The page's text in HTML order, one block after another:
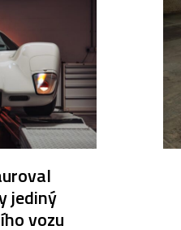
jediný
vozu